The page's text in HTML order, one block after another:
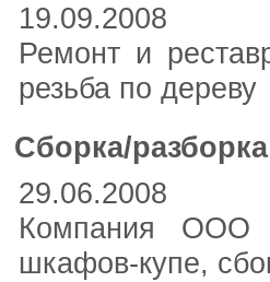
19.09.2008
Ремонт и
резьба по дереву
Сборка/
29.06.2008
Компания ООО
шкафов-купе,